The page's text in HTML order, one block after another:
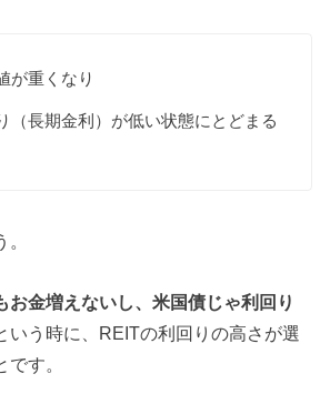
が重くなり
（長期金利）が低い状態にとどまる
お金増えないし、米国債じゃ利回り
いう時に、REITの利回りの高さが選
す。